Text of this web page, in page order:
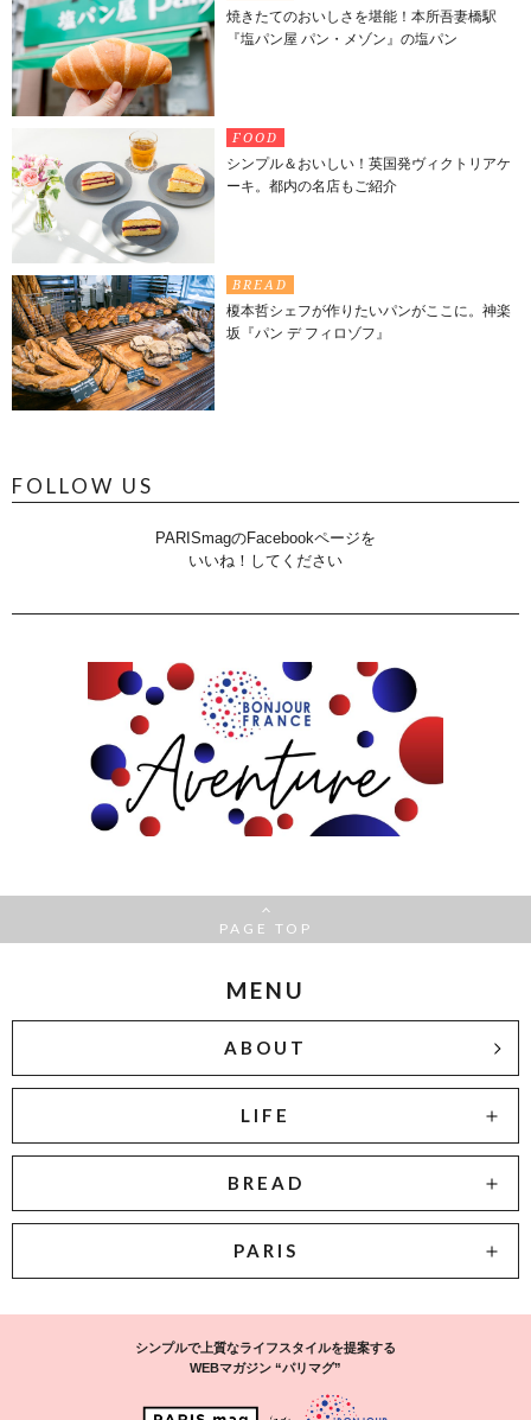
焼きたてのおいしさを堪能！本所吾妻橋駅
『塩パン屋 パン・メゾン』の塩パン
FOOD
シンプル＆おいしい！英国発ヴィクトリアケ
ーキ。都内の名店もご紹介
BREAD
榎本哲シェフが作りたいパンがここに。神楽
坂『パン デ フィロゾフ』
FOLLOW US
PARISmagのFacebookページを
いいね！してください
PAGE TOP
MENU
ABOUT
LIFE
BREAD
PARIS
シンプルで上質なライフスタイルを提案する
WEBマガジン “パリマグ”